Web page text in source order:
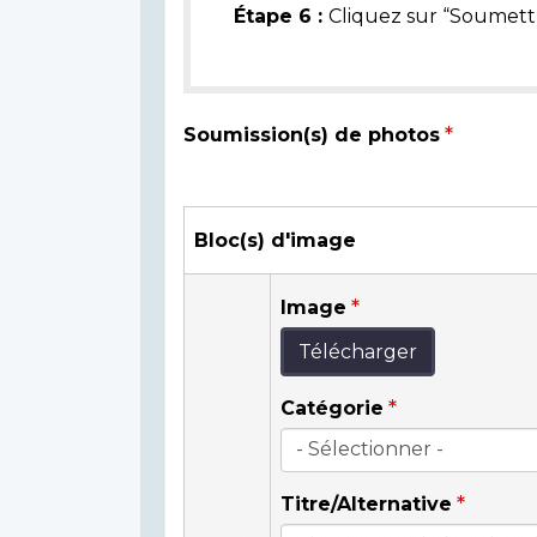
Étape 6 : Cliquez sur
Soumission(s) de photos
Bloc(s) d'image
Image
Télécharger
Catégorie
Titre/Alternative